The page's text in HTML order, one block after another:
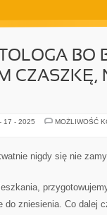
BO
CZASZKĘ,
17 - 2025
MOŻLIWOŚĆ
nigdy się nie
zniesienia. Co dalej